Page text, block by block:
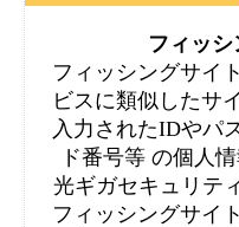
フィッ
フィッシングサイ
ビスに類似したサ
入力されたIDやパ
ド番号等 の個人
光ギガセキュリテ
フィッシングサイ